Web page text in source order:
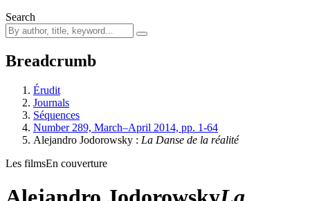
Search
Breadcrumb
Érudit
Journals
Séquences
Number 289, March–April 2014, pp. 1-64
Alejandro Jodorowsky : La Danse de la réalité
Les filmsEn couverture